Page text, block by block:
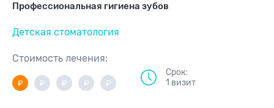
Профессиональная гигиена зубов
Детская стоматология
Стоимость лечения:
Срок:
1 визит